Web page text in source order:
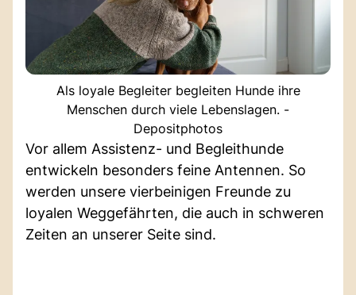
Als loyale Begleiter begleiten Hunde ihre
Menschen durch viele Lebenslagen. -
Depositphotos
Vor allem Assistenz- und Begleithunde
entwickeln besonders feine Antennen. So
werden unsere vierbeinigen Freunde zu
loyalen Weggefährten, die auch in schweren
Zeiten an unserer Seite sind.